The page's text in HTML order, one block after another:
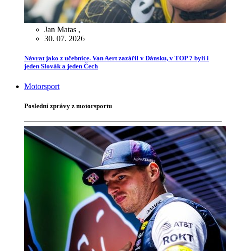
Jan Matas ,
30. 07. 2026
Návrat jako z učebnice. Van Aert zazářil v Dánsku, v TOP 7 byli i
jeden Slovák a jeden Čech
Motorsport
Poslední zprávy z motorsportu